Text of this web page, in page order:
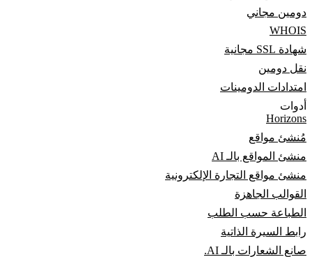
دومين مجاني
WHOIS
شهادة SSL مجانية
نقل دومين
امتدادات الدومينات
أدوات
Horizons
مُنشئ مواقع
منشئ المواقع بالـ AI
منشئ مواقع التجارة الإلكترونية
القوالب الجاهزة
الطباعة حسب الطلب
رابط السيرة الذاتية
صانع الشعارات بالـ AI.